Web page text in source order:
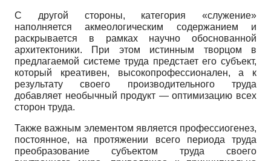
С другой стороны, категория «служение»
наполняется акмеологическим содержанием и
раскрывается в рамках научно обоснованной
архитектоники. При этом истинным творцом в
предлагаемой системе труда предстает его субъект,
который креативен, высокопрофессионален, а к
результату своего производительного труда
добавляет необычный продукт — оптимизацию всех
сторон труда.
Также важным элементом является профессиогенез,
постоянное, на протяжении всего периода труда
преобразование субъектом труда своего